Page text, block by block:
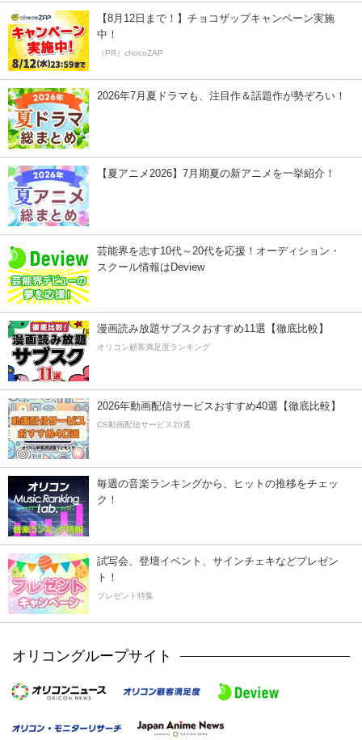
【8月12日まで！】チョコザップキャンペーン実施
中！
（PR）chocoZAP
2026年7月夏ドラマも、注目作＆話題作が勢ぞろい！
【夏アニメ2026】7月期夏の新アニメを一挙紹介！
芸能界を志す10代～20代を応援！オーディション・
スクール情報はDeview
漫画読み放題サブスクおすすめ11選【徹底比較】
オリコン顧客満足度ランキング
2026年動画配信サービスおすすめ40選【徹底比較】
CS動画配信サービス20選
毎週の音楽ランキングから、ヒットの推移をチェッ
ク！
試写会、登壇イベント、サインチェキなどプレゼン
ト！
プレゼント特集
オリコングループサイト